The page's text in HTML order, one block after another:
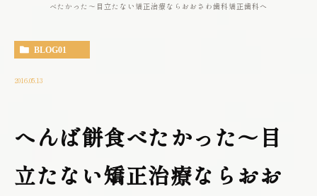
べたかった～目立たない矯正治療ならおおさわ歯科矯正歯科へ
BLOG01
2016.05.13
へんば餅食べたかった～目
立たない矯正治療ならおお